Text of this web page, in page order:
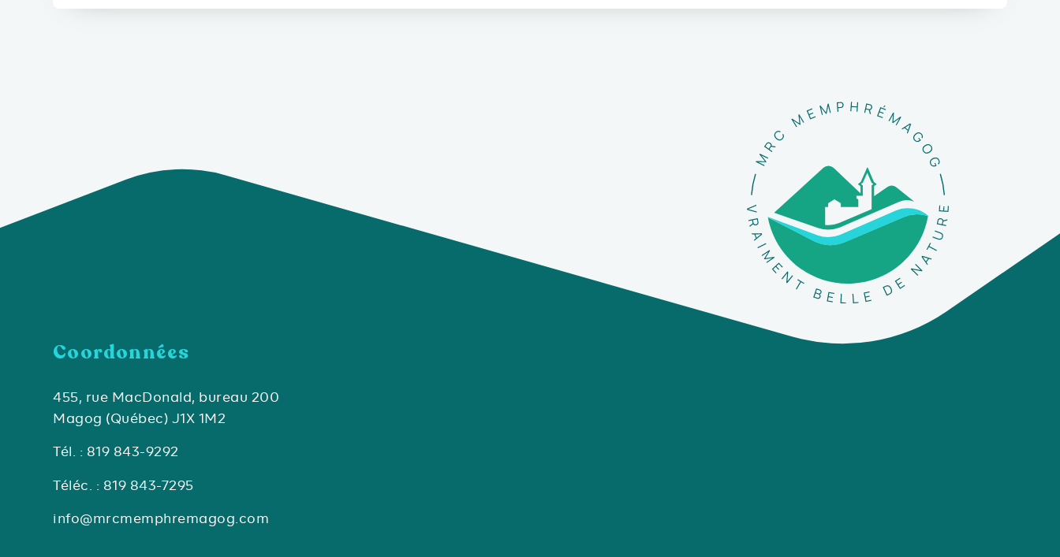
Coordonnées
455, rue MacDonald, bureau 200
Magog (Québec) J1X 1M2
Tél. : 819 843-9292
Téléc. : 819 843-7295
info@mrcmemphremagog.com